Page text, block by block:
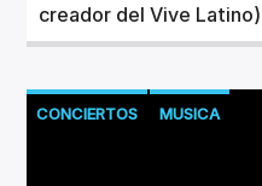
creador del Vive
CONCIERTOS MUSICA